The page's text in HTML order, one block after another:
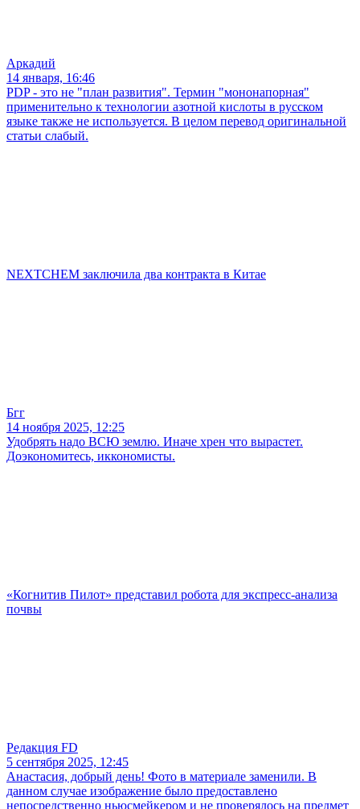
Аркадий
14 января, 16:46
PDP - это не "план развития". Термин "мононапорная"
применительно к технологии азотной кислоты в русском
языке также не используется. В целом перевод оригинальной
статьи слабый.
NEXTCHEM заключила два контракта в Китае
Бгг
14 ноября 2025, 12:25
Удобрять надо ВСЮ землю. Иначе хрен что вырастет.
Доэкономитесь, иккономисты.
«Когнитив Пилот» представил робота для экспресс-анализа
почвы
Редакция FD
5 сентября 2025, 12:45
Анастасия, добрый день! Фото в материале заменили. В
данном случае изображение было предоставлено
непосредственно ньюсмейкером и не проверялось на предмет